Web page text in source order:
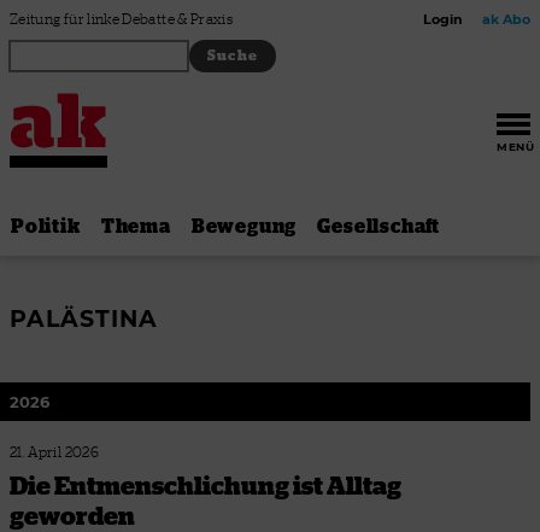
Zum Inhalt springen
Zeitung für linke Debatte & Praxis Login ak Abo
MENÜ
Politik Thema Bewegung Gesellschaft
PALÄSTINA
2026
21. April 2026
Die Entmenschlichung ist Alltag
geworden